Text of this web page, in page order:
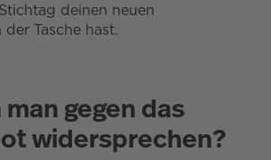
deinen neuen
Tasche hast.
gegen das
widersprechen?